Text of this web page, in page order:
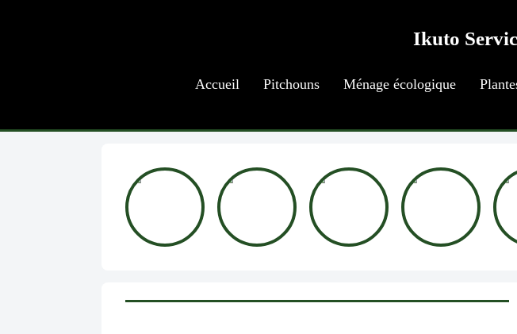
Ikuto
Accueil Pitchouns Ménage écologique